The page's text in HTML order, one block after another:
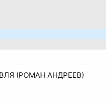
(РОМАН АНДРЕЕВ)